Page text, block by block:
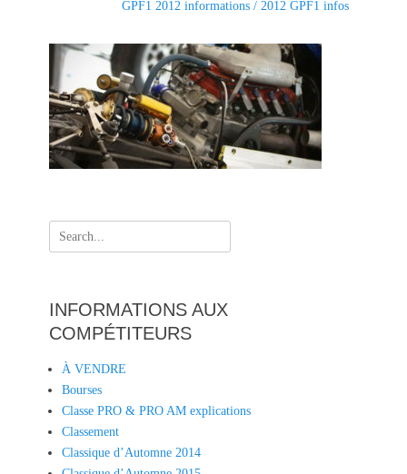
GPF1 2012 informations / 2012 GPF1 infos
Search
for:
INFORMATIONS AUX
COMPÉTITEURS
À VENDRE
Bourses
Classe PRO & PRO AM explications
Classement
Classique d’Automne 2014